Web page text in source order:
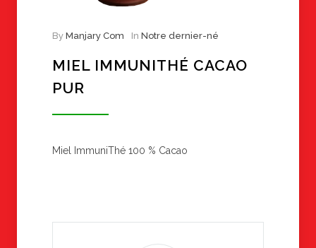
By Manjary Com In Notre dernier-né
MIEL IMMUNITHÉ CACAO
PUR
Miel ImmuniThé 100 % Cacao